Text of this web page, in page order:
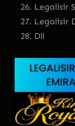
Legalisir
Legalisir
Dll